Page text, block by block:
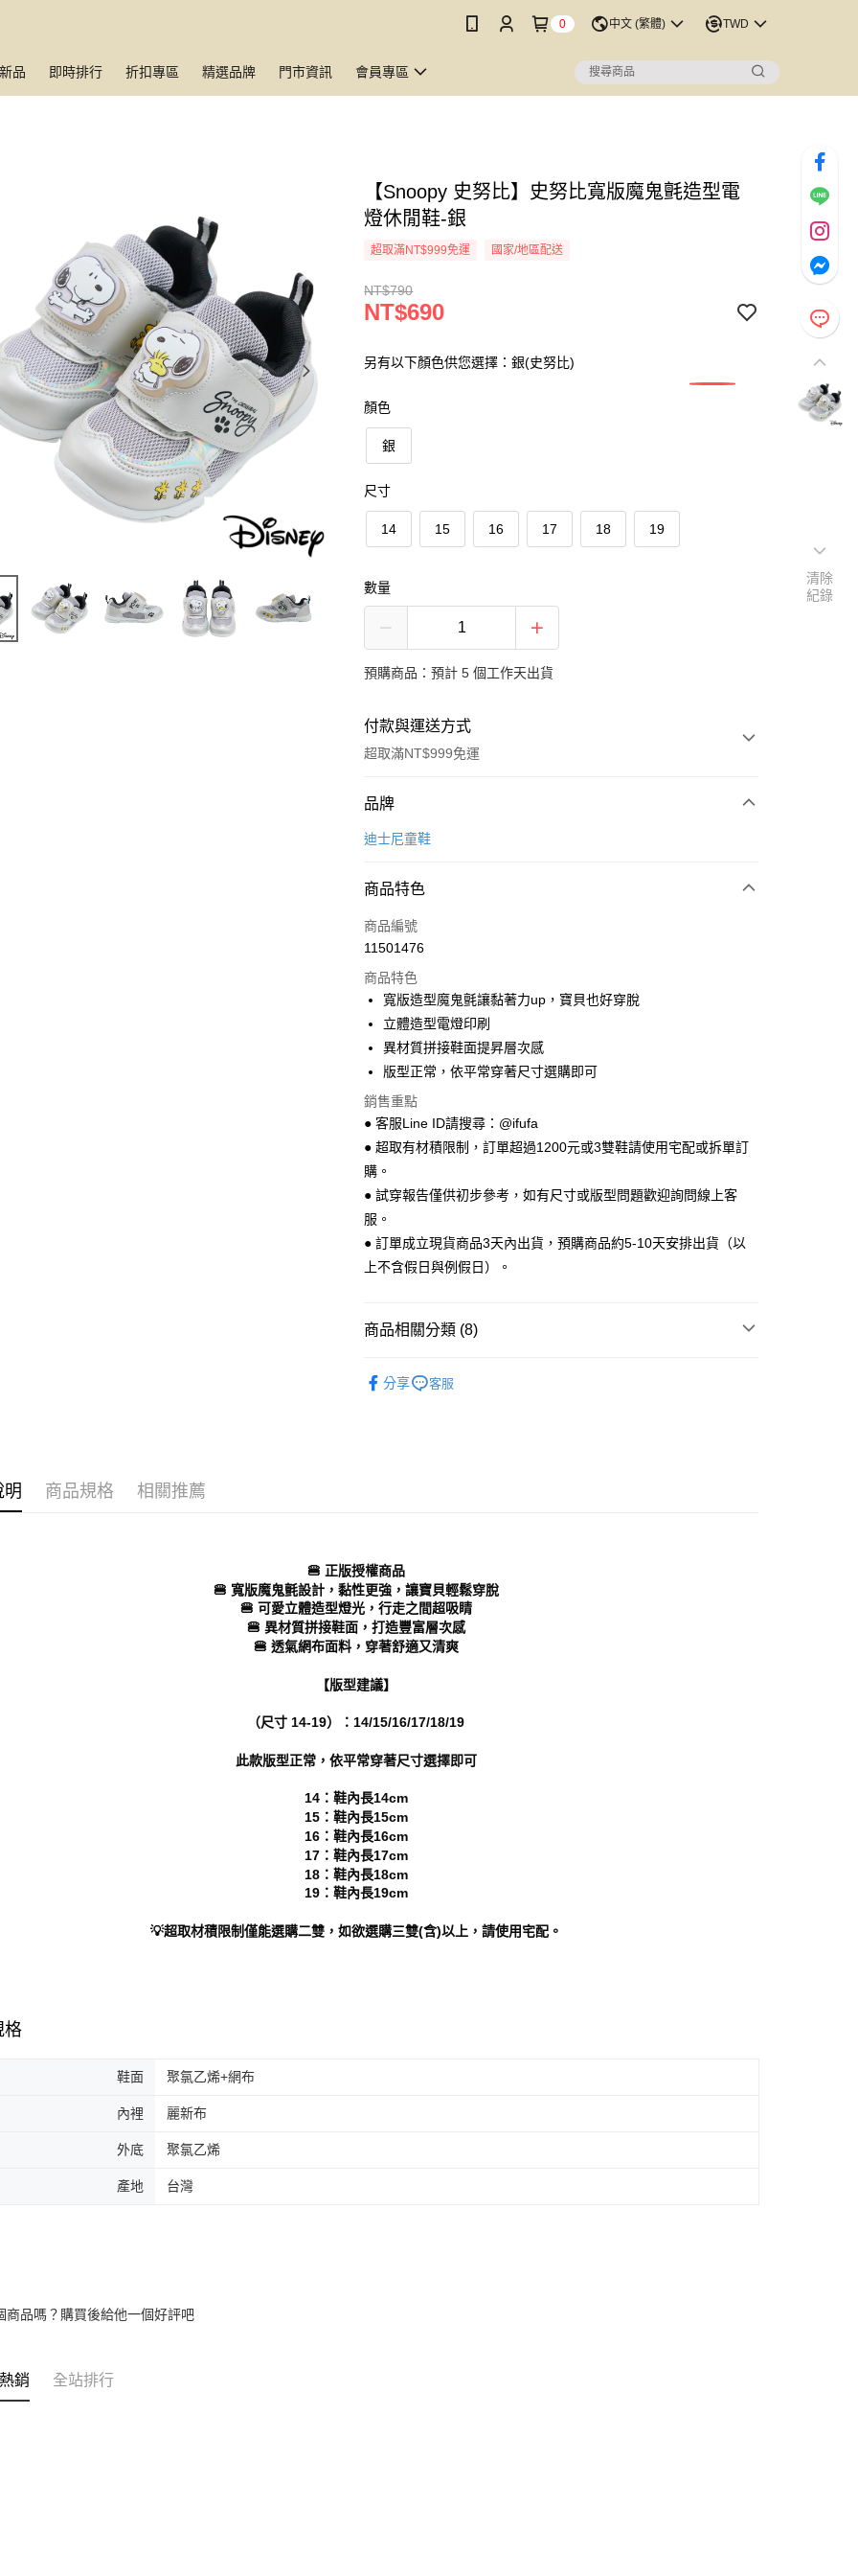
0 中文 (繁體) TWD
品 即時排行 折扣專區 精選品牌 門市資訊 會員專區
【Snoopy 史努比】史努比寬版魔鬼氈造型電
燈休閒鞋-銀
超取滿NT$999免運 國家/地區配送
NT$790
NT$690
另有以下顏色供您選擇：銀(史努比)
顏色
銀
尺寸
14 15 16 17 18 19
數量
預購商品：預計 5 個工作天出貨
付款與運送方式
超取滿NT$999免運
付款方式
信用卡一次付款
Apple Pay
街口支付
悠遊付
Google Pay
AFTEE先享後付
相關說明
【關於「AFTEE先享後付」】
AFTEE先享後付是「在收到商品之後才付款」的支付方式。 讓您購物簡單
便利好安心！
１．簡單：不需註冊會員、不需綁卡、不需儲值。
３．安心：先確認商品／服務後，再付款。
２．訂單成立數日內，您將收到繳費通知簡訊。
※ 請注意：結帳手續完成當下不需立刻繳費，但若您需要取消訂單，請聯
２．關於個人資料處理事宜，請瀏覽以下網址：
https://aftee.tw/terms/#terms3
３．未成年的使用者請事先徵得法定代理人或監護人之同意方可使用
「AFTEE先享後付」，若未經同意申辦者引起之損失，本公司不負相關責
任。
即時審查核予不同之上限額度；若仍有額度不足之情形，本公司將視審查
５．嚴禁一人註冊多個帳號或使用他人資訊註冊。若發現惡意使用之情
ATM付款
運送方式
全家 取貨付款
付款後 全家取貨
海外宅配
品牌
迪士尼童鞋
商品特色
商品編號
11501476
商品特色
寬版造型魔鬼氈讓黏著力up，寶貝也好穿脫
立體造型電燈印刷
異材質拼接鞋面提昇層次感
版型正常，依平常穿著尺寸選購即可
銷售重點
● 客服Line ID請搜尋：@ifufa
● 超取有材積限制，訂單超過1200元或3雙鞋請使用宅配或拆單訂
購。
● 試穿報告僅供初步參考，如有尺寸或版型問題歡迎詢問線上客
服。
● 訂單成立現貨商品3天內出貨，預購商品約5-10天安排出貨（以
上不含假日與例假日）。
商品相關分類 (8)
└ 依款式分類 休閒鞋
分享 客服
明 商品規格 相關推薦
🍔 正版授權商品
🍔 寬版魔鬼氈設計，黏性更強，讓寶貝輕鬆穿脫
🍔 可愛立體造型燈光，行走之間超吸睛
🍔 異材質拼接鞋面，打造豐富層次感
🍔 透氣網布面料，穿著舒適又清爽
【版型建議】
（尺寸 14-19）：14/15/16/17/18/19
此款版型正常，依平常穿著尺寸選擇即可
14：鞋內長14cm
15：鞋內長15cm
16：鞋內長16cm
17：鞋內長17cm
18：鞋內長18cm
19：鞋內長19cm
💡超取材積限制僅能選購二雙，如欲選購三雙(含)以上，請使用宅配。
格
鞋面 聚氯乙烯+網布
內裡 麗新布
外底 聚氯乙烯
產地 台灣
商品嗎？購買後給他一個好評吧
銷 全站排行
清除
紀錄